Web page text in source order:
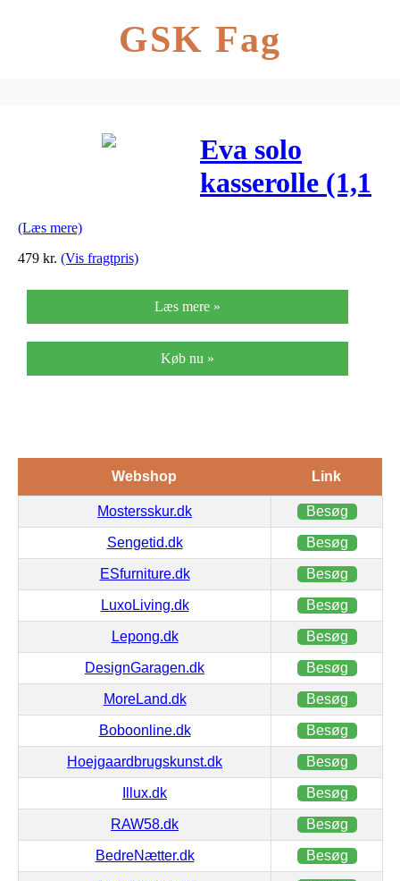
GSK Fag
Eva solo
kasserolle (1,1
(Læs mere)
479 kr. (Vis fragtpris)
Læs mere »
Køb nu »
Webshop Link
Mostersskur.dk Besøg
Sengetid.dk Besøg
ESfurniture.dk Besøg
LuxoLiving.dk Besøg
Lepong.dk Besøg
DesignGaragen.dk Besøg
MoreLand.dk Besøg
Boboonline.dk Besøg
Hoejgaardbrugskunst.dk Besøg
Illux.dk Besøg
RAW58.dk Besøg
BedreNætter.dk Besøg